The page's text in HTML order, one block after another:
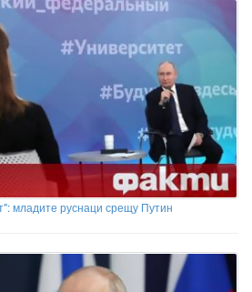
младите руснаци срещу Путин